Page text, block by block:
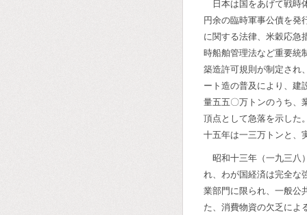
日本は国をあげて戦時
円余の臨時軍事公債を発
に関する法律、米穀応急
時船舶管理法など重要統
築造許可規則が制定され
ート造の普及により、建
量五五〇万トンのうち、
頂点として急落を示した
十五年は一三万トンと、
昭和十三年（一九三八
れ、わが国経済は完全な
業部門に限られ、一般公
た、消費物資の欠乏によ